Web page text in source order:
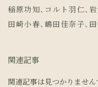
稲原功知、コルト羽仁、
田崎小春、鶴田佳奈子、
関連記事
関連記事は見つかりません